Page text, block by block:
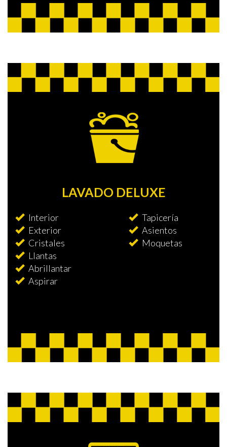
LAVADO DELUXE
Interior
Exterior
Cristales
Llantas
Abrillantar
Aspirar
Tapicería
Asientos
Moquetas